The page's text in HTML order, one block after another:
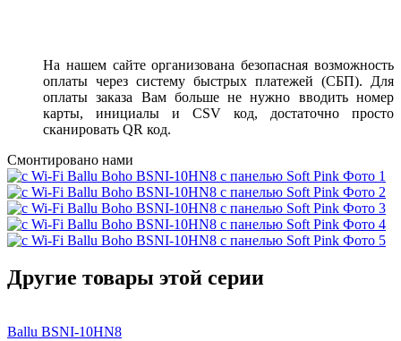
На нашем сайте организована безопасная возможность
оплаты через систему быстрых платежей (СБП). Для
оплаты заказа Вам больше не нужно вводить номер
карты, инициалы и CSV код, достаточно просто
сканировать QR код.
Смонтировано нами
Другие товары этой серии
Ballu BSNI-10HN8